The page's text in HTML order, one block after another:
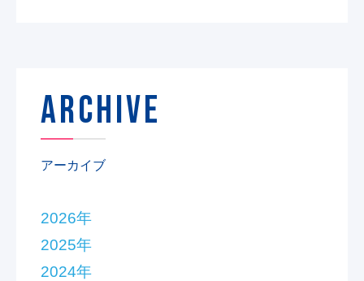
ARCHIVE
アーカイブ
2026年
2025年
2024年